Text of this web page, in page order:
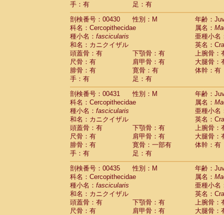
手：有
足：有
剖検番号：00430
性別：M
年齢：
科名：Cercopithecidae
属名：
種小名： fascicularis
亜種小名
和名：カニクイザル
英名：
頭蓋骨：有
下顎骨：有
上腕骨：
尺骨：有
肩甲骨：有
大腿骨：
腓骨：有
寛骨：有
体幹：有
手：有
足：有
剖検番号：00431
性別：M
年齢：
科名：Cercopithecidae
属名：
種小名： fascicularis
亜種小名
和名：カニクイザル
英名：
頭蓋骨：有
下顎骨：有
上腕骨：
尺骨：有
肩甲骨：有
大腿骨：
腓骨：有
寛骨：一部有
体幹：有
手：有
足：有
剖検番号：00435
性別：M
年齢：
科名：Cercopithecidae
属名：
種小名： fascicularis
亜種小名
和名：カニクイザル
英名：
頭蓋骨：有
下顎骨：有
上腕骨：
尺骨：有
肩甲骨：有
大腿骨：